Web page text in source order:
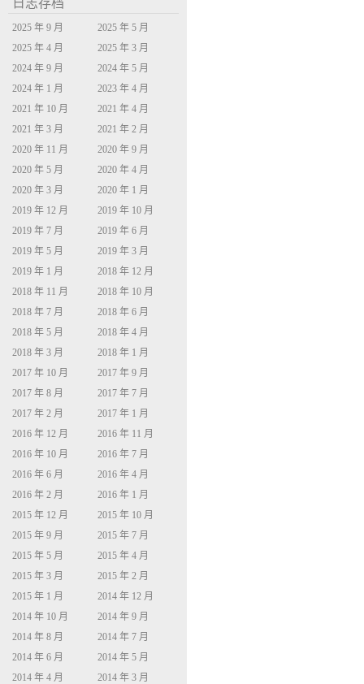
日志存档
2025 年 9 月
2025 年 5 月
2025 年 4 月
2025 年 3 月
2024 年 9 月
2024 年 5 月
2024 年 1 月
2023 年 4 月
2021 年 10 月
2021 年 4 月
2021 年 3 月
2021 年 2 月
2020 年 11 月
2020 年 9 月
2020 年 5 月
2020 年 4 月
2020 年 3 月
2020 年 1 月
2019 年 12 月
2019 年 10 月
2019 年 7 月
2019 年 6 月
2019 年 5 月
2019 年 3 月
2019 年 1 月
2018 年 12 月
2018 年 11 月
2018 年 10 月
2018 年 7 月
2018 年 6 月
2018 年 5 月
2018 年 4 月
2018 年 3 月
2018 年 1 月
2017 年 10 月
2017 年 9 月
2017 年 8 月
2017 年 7 月
2017 年 2 月
2017 年 1 月
2016 年 12 月
2016 年 11 月
2016 年 10 月
2016 年 7 月
2016 年 6 月
2016 年 4 月
2016 年 2 月
2016 年 1 月
2015 年 12 月
2015 年 10 月
2015 年 9 月
2015 年 7 月
2015 年 5 月
2015 年 4 月
2015 年 3 月
2015 年 2 月
2015 年 1 月
2014 年 12 月
2014 年 10 月
2014 年 9 月
2014 年 8 月
2014 年 7 月
2014 年 6 月
2014 年 5 月
2014 年 4 月
2014 年 3 月